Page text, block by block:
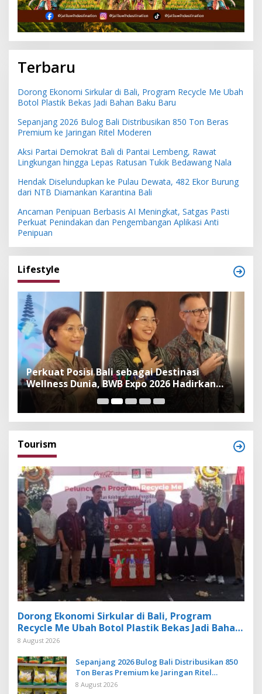
Terbaru
Dorong Ekonomi Sirkular di Bali, Program Recycle Me Ubah
Botol Plastik Bekas Jadi Bahan Baku Baru
Sepanjang 2026 Bulog Bali Distribusikan 850 Ton Beras
Premium ke Jaringan Ritel Moderen
Aksi Partai Demokrat Bali di Pantai Lembeng, Rawat
Lingkungan hingga Lepas Ratusan Tukik Bedawang Nala
Hendak Diselundupkan ke Pulau Dewata, 482 Ekor Burung
dari NTB Diamankan Karantina Bali
Ancaman Penipuan Berbasis AI Meningkat, Satgas Pasti
Perkuat Penindakan dan Pengembangan Aplikasi Anti
Penipuan
Lifestyle
Perkuat Posisi Bali sebagai Destinasi
Wellness Dunia, BWB Expo 2026 Hadirkan
Exhibitor Nasional dan Global
Tourism
Dorong Ekonomi Sirkular di Bali, Program
Recycle Me Ubah Botol Plastik Bekas Jadi Bahan
Baku Baru
8 August 2026
Sepanjang 2026 Bulog Bali Distribusikan 850
Ton Beras Premium ke Jaringan Ritel
Moderen
8 August 2026